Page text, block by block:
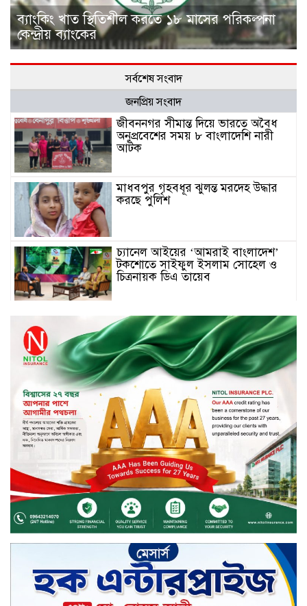
ব্যাংকিং খাত স্থিতিশীল করতে ১৮ মাসের পরিকল্পনা
কেন্দ্রীয় ব্যাংকের
সর্বশেষ সংবাদ
জনপ্রিয় সংবাদ
জীবননগর সীমান্ত দিয়ে ভারতে অবৈধ
অনুপ্রবেশের সময় ৮ বাংলাদেশি নারী
আটক
মাধবপুর গৃহবধূর ঝুলন্ত মরদেহ উদ্ধার
করছে পুলিশ
চ্যানেল আইয়ের ‘আমরাই বাংলাদেশ’
টকশোতে সাইফুল ইসলাম সোহেল ও
চিত্রনায়ক ডিএ তায়েব
টাঙ্গাইলে নিহত বাস মালিকদের
পরিবারকে অনুদান ও সম্মাননা প্রদান
টাঙ্গাইলে ভাষা কর্মশালা ও পুরষ্কার
বিতরণ
সড়ক নিরাপত্তায় বিশেষ অবদান রাখায়
নিসচা বিশেষ সম্মাননা পেলেন লায়ন গনি
মিয়া বাবুল
মার্কেন্টাইল ব্যাংকের নির্বাহী কমিটির
চেয়ারম্যান হলেন আনোয়ারুল হক
সপ্তাহের শেষ কার্যদিবসে লেনদেনের
তালিকায় শীর্ষে উঠে এসেছে শার্প
ইন্ডাস্ট্রিজ